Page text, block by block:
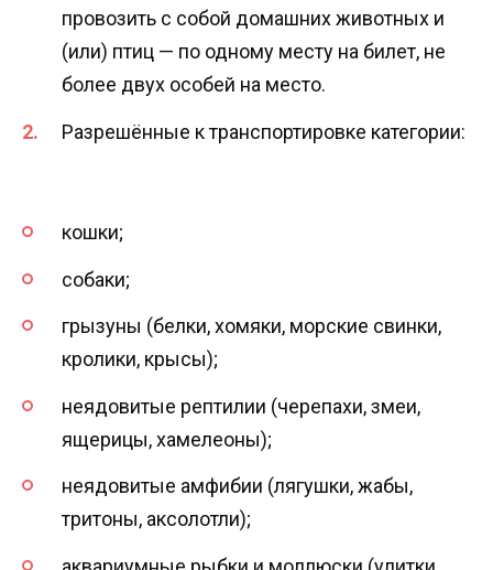
провозить с собой домашних животных и
(или) птиц — по одному месту на билет, не
более двух особей на место.
Разрешённые к транспортировке категории:
кошки;
собаки;
грызуны (белки, хомяки, морские свинки,
кролики, крысы);
неядовитые рептилии (черепахи, змеи,
ящерицы, хамелеоны);
неядовитые амфибии (лягушки, жабы,
тритоны, аксолотли);